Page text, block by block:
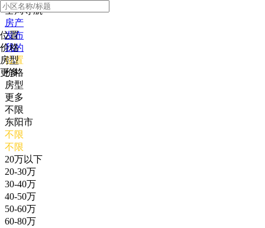
全局导航
房产
发布
我的
位置
价格
房型
更多
位置
价格
房型
更多
不限
东阳市
不限
不限
20万以下
20-30万
30-40万
40-50万
50-60万
60-80万